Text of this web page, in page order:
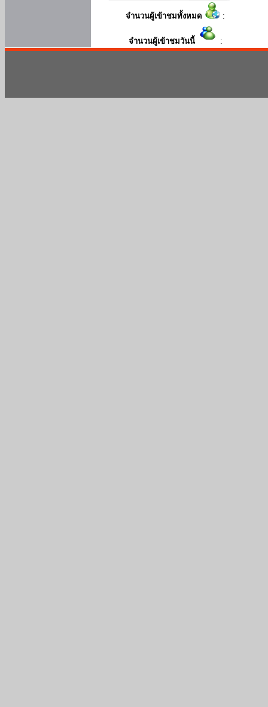
จำนวนผู้เข้าชมทั้งหมด :
จำนวนผู้เข้าชมวันนี้ :